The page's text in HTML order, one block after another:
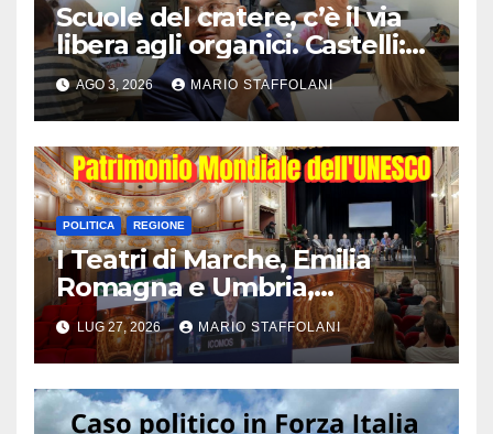
Scuole del cratere, c’è il via
libera agli organici. Castelli:
“Per la prima volta assegnati
prima del suono della
campanella”
AGO 3, 2026 MARIO STAFFOLANI
POLITICA REGIONE
I Teatri di Marche, Emilia
Romagna e Umbria,
riconosciti Patrimonio
Mondiale UNESCO
LUG 27, 2026 MARIO STAFFOLANI